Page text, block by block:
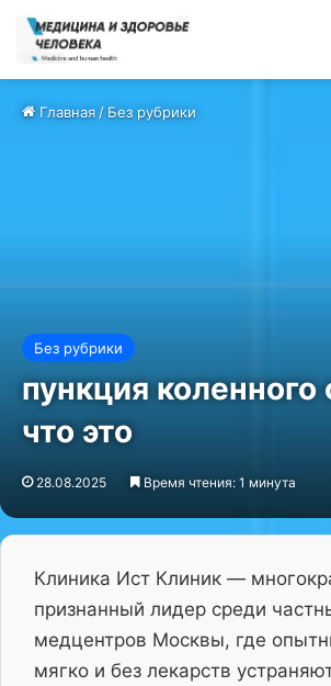
Главная/Без рубрики
Без рубрики
пункция коленного
что это
28.08.2025 Время чтения: 1 минута
Клиника Ист Клиник —
признанный лидер среди
медцентров Москвы, где
мягко и без лекарств